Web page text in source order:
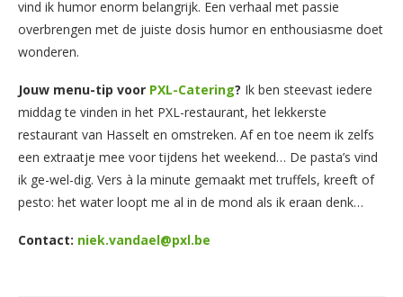
vind ik humor enorm belangrijk. Een verhaal met passie
overbrengen met de juiste dosis humor en enthousiasme doet
wonderen.
Jouw menu-tip voor PXL-Catering? Ik ben steevast iedere
middag te vinden in het PXL-restaurant, het lekkerste
restaurant van Hasselt en omstreken. Af en toe neem ik zelfs
een extraatje mee voor tijdens het weekend… De pasta’s vind
ik ge-wel-dig. Vers à la minute gemaakt met truffels, kreeft of
pesto: het water loopt me al in de mond als ik eraan denk…
Contact: niek.vandael@pxl.be